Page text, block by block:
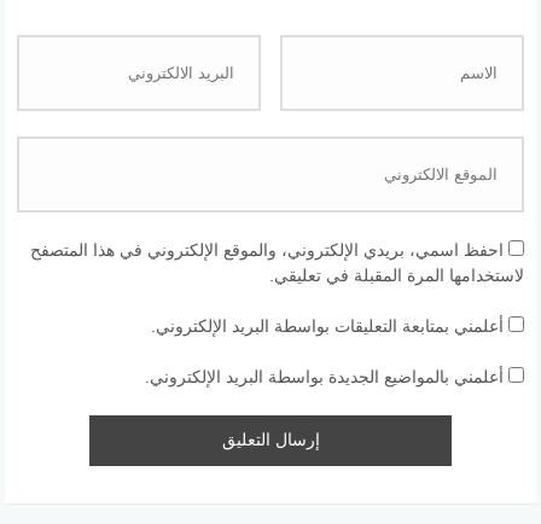
احفظ اسمي، بريدي الإلكتروني، والموقع الإلكتروني في هذا المتصفح
لاستخدامها المرة المقبلة في تعليقي.
أعلمني بمتابعة التعليقات بواسطة البريد الإلكتروني.
أعلمني بالمواضيع الجديدة بواسطة البريد الإلكتروني.